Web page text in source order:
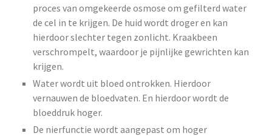
proces van omgekeerde osmose om gefilterd water
de cel in te krijgen. De huid wordt droger en kan
hierdoor slechter tegen zonlicht. Kraakbeen
verschrompelt, waardoor je pijnlijke gewrichten kan
krijgen.
Water wordt uit bloed ontrokken. Hierdoor
vernauwen de bloedvaten. En hierdoor wordt de
bloeddruk hoger.
De nierfunctie wordt aangepast om hoger